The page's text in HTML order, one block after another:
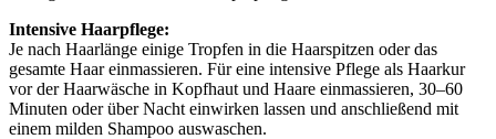
Intensive Haarpflege:
Je nach Haarlänge einige Tropfen in die Haarspitzen oder das
gesamte Haar einmassieren. Für eine intensive Pflege als Haarkur
vor der Haarwäsche in Kopfhaut und Haare einmassieren, 30–60
Minuten oder über Nacht einwirken lassen und anschließend mit
einem milden Shampoo auswaschen.